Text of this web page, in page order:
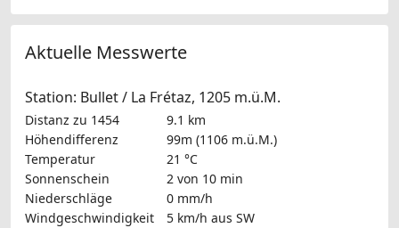
Aktuelle Messwerte
Station: Bullet / La Frétaz, 1205 m.ü.M.
Distanz zu 1454
9.1 km
Höhendifferenz
99m (1106 m.ü.M.)
Temperatur
21 °C
Sonnenschein
2 von 10 min
Niederschläge
0 mm/h
Windgeschwindigkeit
5 km/h aus SW